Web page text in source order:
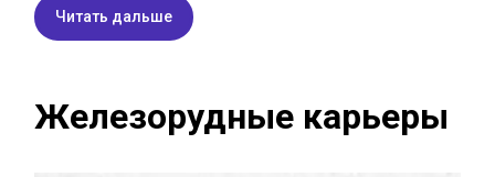
Читать дальше
Железорудные карьеры